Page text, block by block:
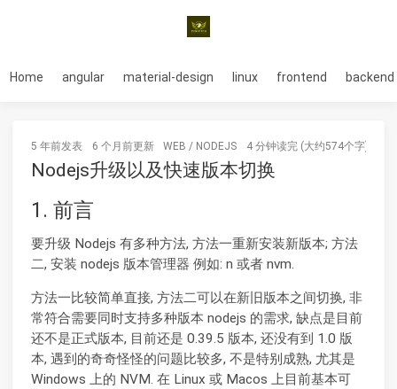
Home angular material-design linux frontend backend
5 年前发表 6 个月前更新 WEB / NODEJS 4 分钟读完 (大约574个字)
Nodejs升级以及快速版本切换
1. 前言
要升级 Nodejs 有多种方法, 方法一重新安装新版本; 方法
二, 安装 nodejs 版本管理器 例如: n 或者 nvm.
方法一比较简单直接, 方法二可以在新旧版本之间切换, 非
常符合需要同时支持多种版本 nodejs 的需求, 缺点是目前
还不是正式版本, 目前还是 0.39.5 版本, 还没有到 1.0 版
本, 遇到的奇奇怪怪的问题比较多, 不是特别成熟, 尤其是
Windows 上的 NVM. 在 Linux 或 Macos 上目前基本可